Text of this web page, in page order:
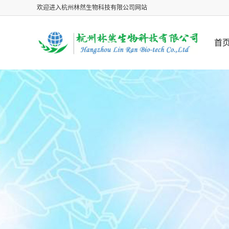
欢迎进入杭州林然生物科技有限公司网站
首